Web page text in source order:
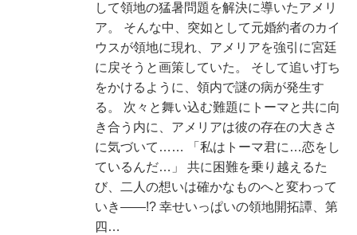
して領地の猛暑問題を解決に導いたアメリ
ア。 そんな中、突如として元婚約者のカイ
ウスが領地に現れ、アメリアを強引に宮廷
に戻そうと画策していた。 そして追い打ち
をかけるように、領内で謎の病が発生す
る。 次々と舞い込む難題にトーマと共に向
き合う内に、アメリアは彼の存在の大きさ
に気づいて…… 「私はトーマ君に…恋をし
ているんだ…」 共に困難を乗り越えるた
び、二人の想いは確かなものへと変わって
いき――!? 幸せいっぱいの領地開拓譚、第
四…